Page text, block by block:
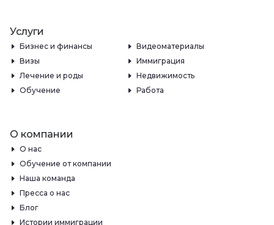
Услуги
Бизнес и финансы
Видеоматериалы
Визы
Иммиграция
Лечение и роды
Недвижимость
Обучение
Работа
О компании
О нас
Обучение от компании
Наша команда
Пресса о нас
Блог
Истории иммиграции